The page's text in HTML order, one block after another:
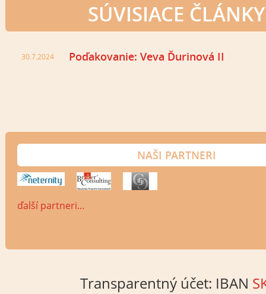
SÚVISIACE ČLÁNKY
30.7.2024 Poďakovanie: Veva Ďurinová II
NAŠI PARTNERI
ďalší partneri…
Transparentný účet: IBAN